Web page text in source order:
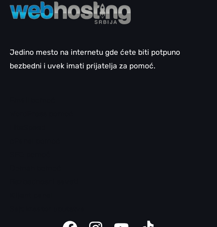
Jedino mesto na internetu gde ćete biti potpuno
bezbedni i uvek imati prijatelja za pomoć.